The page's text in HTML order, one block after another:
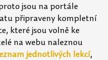
jsou na portále
připraveny kompletní
které jsou volně ke
na webu naleznou
jednotlivých lekcí,